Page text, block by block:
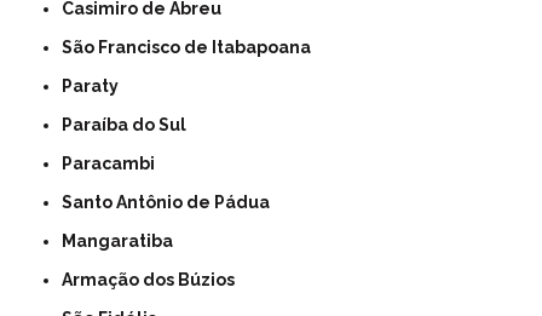
Casimiro de Abreu
São Francisco de Itabapoana
Paraty
Paraíba do Sul
Paracambi
Santo Antônio de Pádua
Mangaratiba
Armação dos Búzios